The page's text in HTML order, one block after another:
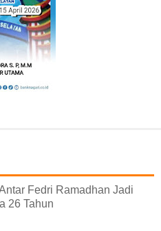
Fedri Ramadhan Jadi
26 Tahun